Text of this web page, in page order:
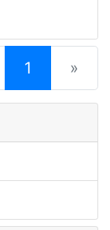
1 (current)
»